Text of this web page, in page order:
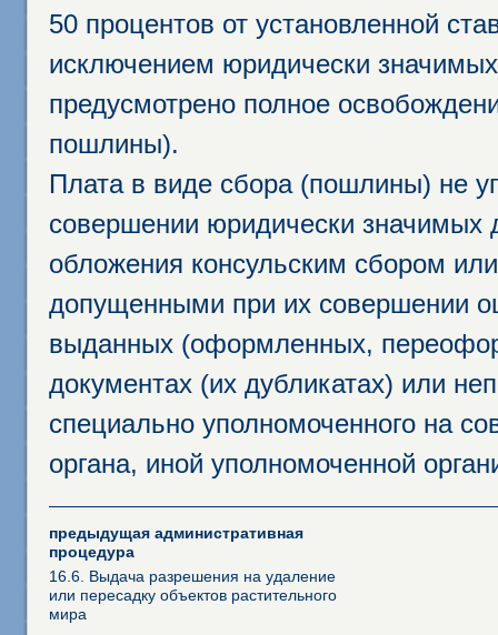
50 процентов от установленной
исключением юридически
предусмотрено полное
пошлины).
Плата в виде сбора (пошлины) не
совершении юридически
обложения консульским сбором
допущенными при их совершении
выданных (оформленных,
документах (их дубликатах) или
специально уполномоченного на
органа, иной уполномоченной
предыдущая административная
процедура
16.6. Выдача разрешения на удаление
или пересадку объектов растительного
мира